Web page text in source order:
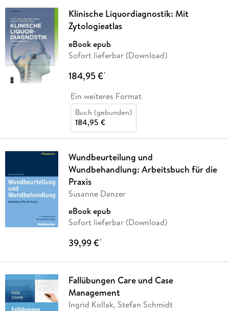
Klinische Liquordiagnostik: Mit
Zytologieatlas
eBook epub
Sofort lieferbar (Download)
184,95 €*
Ein weiteres Format
Buch (gebunden)
184,95 €
Wundbeurteilung und
Wundbehandlung: Arbeitsbuch für die
Praxis
Susanne Danzer
eBook epub
Sofort lieferbar (Download)
39,99 €*
Fallübungen Care und Case
Management
Ingrid Kollak, Stefan Schmidt